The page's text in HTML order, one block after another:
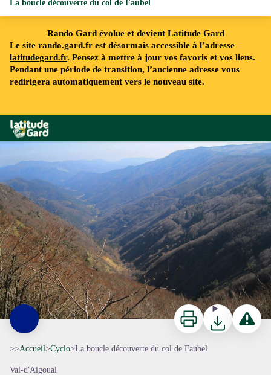
Rando Gard évolue et devient Latitude Gard
Le site rando.gard.fr est désormais accessible à l’adresse
latitudegard.fr. Pensez à mettre à jour vos favoris et vos liens.
Pendant une période de transition, l’ancienne adresse vous
redirigera automatiquement vers le nouveau site.
Rando Gard
La boucle découverte du col de Faubel
ImprimerTéléchargerSignaler
>>Accueil>Cyclo>La boucle découverte du col de Faubel
Val-d'Aigoual